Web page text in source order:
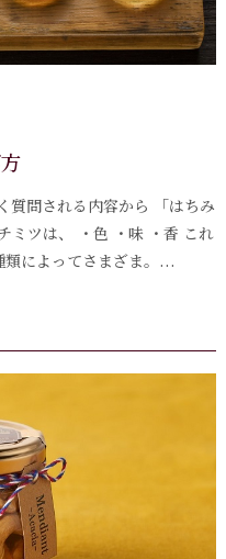
問される内容から 「はちみ
ツは、 ・色 ・味 ・香 これ
類によってさまざま。...